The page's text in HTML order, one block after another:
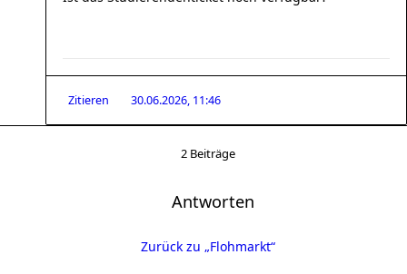
Zitieren 30.06.2026, 11:46
2 Beiträge
Antworten
Zurück zu „Flohmarkt“